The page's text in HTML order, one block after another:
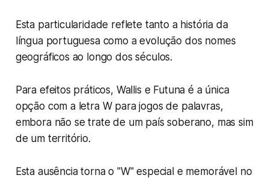
Esta particularidade reflete tanto a história da
língua portuguesa como a evolução dos nomes
geográficos ao longo dos séculos.
Para efeitos práticos, Wallis e Futuna é a única
opção com a letra W para jogos de palavras,
embora não se trate de um país soberano, mas sim
de um território.
Esta ausência torna o "W" especial e memorável no